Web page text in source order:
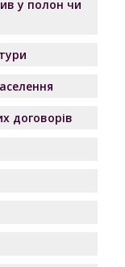
у полон чи
договорів